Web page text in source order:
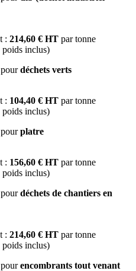
: 214,60 € HT par tonne
poids inclus)
déchets verts
: 104,40 € HT par tonne
poids inclus)
platre
: 156,60 € HT par tonne
poids inclus)
déchets de chantiers en
: 214,60 € HT par tonne
poids inclus)
encombrants tout venant